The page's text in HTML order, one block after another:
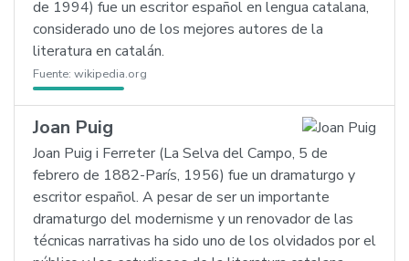
de 1994) fue un escritor español en lengua catalana,
considerado uno de los mejores autores de la
literatura en catalán.
Fuente: wikipedia.org
Joan Puig
Joan Puig i Ferreter (La Selva del Campo, 5 de
febrero de 1882-París, 1956) fue un dramaturgo y
escritor español. A pesar de ser un importante
dramaturgo del modernisme y un renovador de las
técnicas narrativas ha sido uno de los olvidados por el